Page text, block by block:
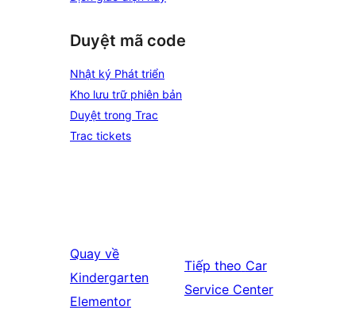
Duyệt mã code
Nhật ký Phát triển
Kho lưu trữ phiên bản
Duyệt trong Trac
Trac tickets
Quay về
Kindergarten
Elementor
Tiếp theo Car
Service Center